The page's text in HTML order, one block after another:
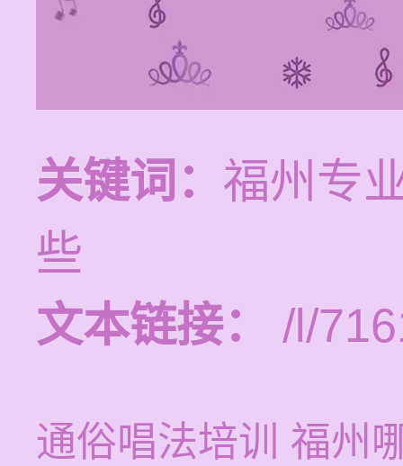
关键词： 福州专
些
文本链接：
/l/
通俗唱法培训 福州